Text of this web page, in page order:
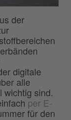
der
digitale
alle
wichtig sind.
per E-
für den